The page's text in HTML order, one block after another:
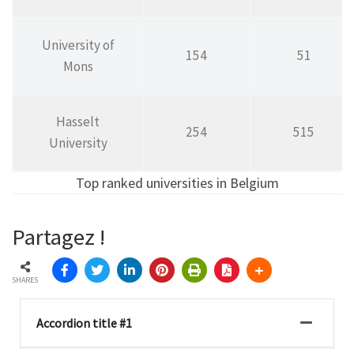
University of
Mons
154 51
Hasselt
University
254 515
Top ranked universities in Belgium
Partagez !
SHARES
Accordion title #1